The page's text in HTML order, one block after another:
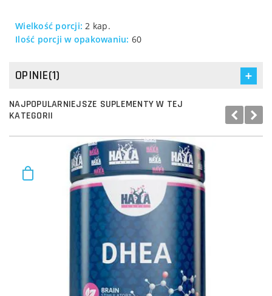
Wielkość porcji: 2 kap.
Ilość porcji w opakowaniu: 60
OPINIE(1)
NAJPOPULARNIEJSZE SUPLEMENTY W TEJ
KATEGORII